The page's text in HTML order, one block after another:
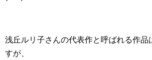
浅丘ルリ子さんの代表作と呼ばれる作品
すが、